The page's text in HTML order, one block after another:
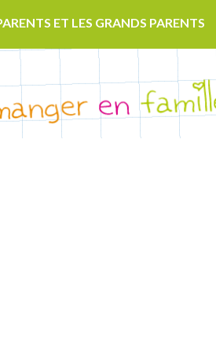
ET LES GRANDS PARENTS